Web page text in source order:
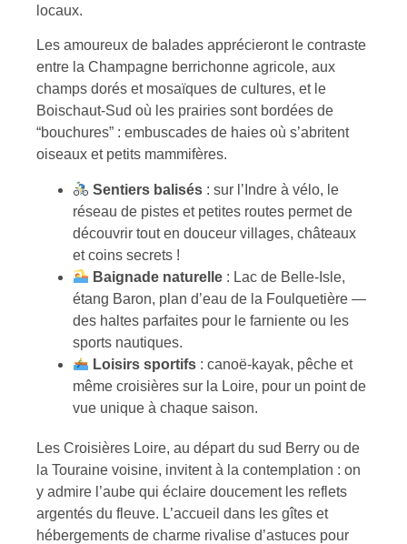
locaux.
Les amoureux de balades apprécieront le contraste
entre la Champagne berrichonne agricole, aux
champs dorés et mosaïques de cultures, et le
Boischaut-Sud où les prairies sont bordées de
“bouchures” : embuscades de haies où s’abritent
oiseaux et petits mammifères.
Sentiers balisés : sur l’Indre à vélo, le
réseau de pistes et petites routes permet de
découvrir tout en douceur villages, châteaux
et coins secrets !
Baignade naturelle : Lac de Belle-Isle,
étang Baron, plan d’eau de la Foulquetière —
des haltes parfaites pour le farniente ou les
sports nautiques.
Loisirs sportifs : canoë-kayak, pêche et
même croisières sur la Loire, pour un point de
vue unique à chaque saison.
Les Croisières Loire, au départ du sud Berry ou de
la Touraine voisine, invitent à la contemplation : on
y admire l’aube qui éclaire doucement les reflets
argentés du fleuve. L’accueil dans les gîtes et
hébergements de charme rivalise d’astuces pour